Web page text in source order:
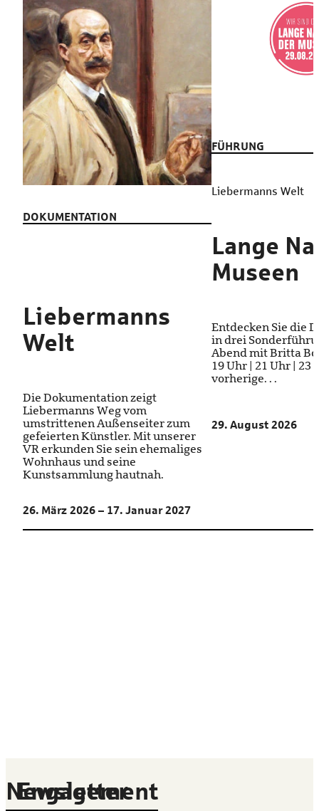
DOKUMENTATION
Liebermanns
Welt
Die Dokumentation zeigt
Liebermanns Weg vom
umstrittenen Außenseiter zum
gefeierten Künstler. Mit unserer
VR erkunden Sie sein ehemaliges
Wohnhaus und seine
Kunstsammlung hautnah.
26. März 2026 – 17. Januar 2027
FÜHRUNG
Liebermanns Welt
Lange
Museen
Entdecken Sie die
in drei
Abend mit Britta
19 Uhr | 21 Uhr | 23
vorherige. . .
29. August 2026
Newsletter
Engagement